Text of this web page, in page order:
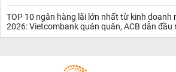
TOP 10 ngân hàng lãi lớn nhất từ kinh doanh
2026: Vietcombank quán quân, ACB dẫn đầu